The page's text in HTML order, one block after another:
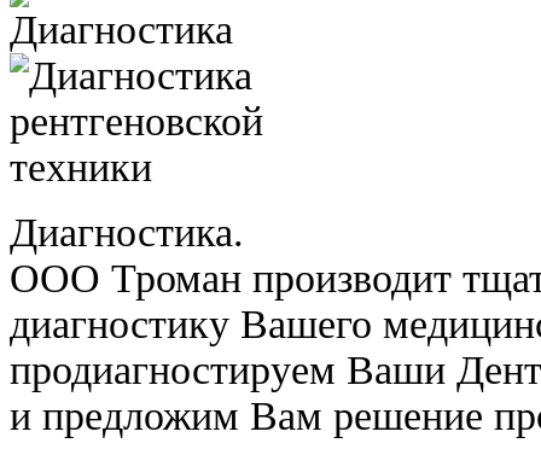
Диагностика.
ООО Троман производит
диагностику Вашего
продиагностируем Ваши
и предложим Вам решение